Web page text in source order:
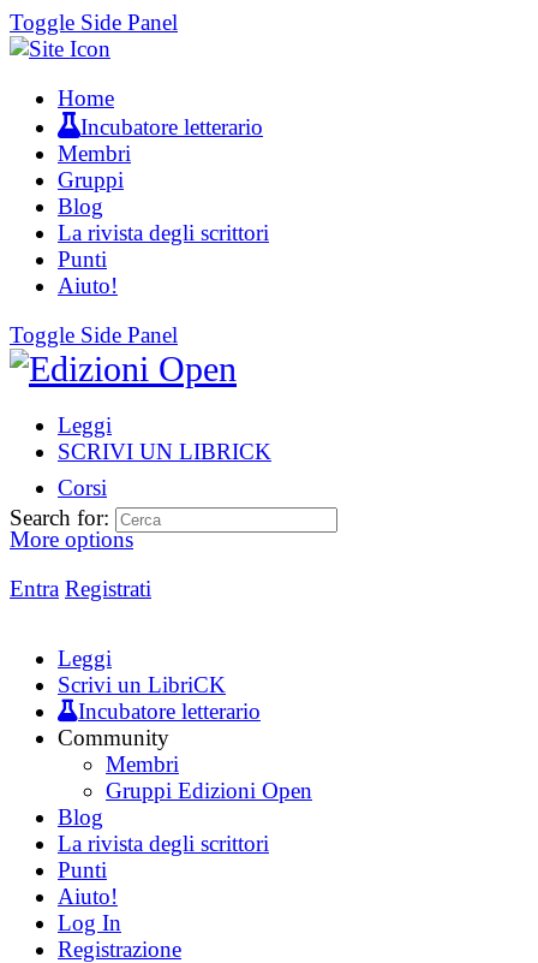
Toggle Side Panel
Home
Incubatore letterario
Membri
Gruppi
Blog
La rivista degli scrittori
Punti
Aiuto!
Toggle Side Panel
Leggi
SCRIVI UN LIBRICK
Corsi
More options
Entra Registrati
Search for:
Leggi
Scrivi un LibriCK
Incubatore letterario
Community
Membri
Gruppi Edizioni Open
Blog
La rivista degli scrittori
Punti
Aiuto!
Log In
Registrazione